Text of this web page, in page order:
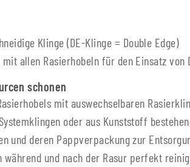
Klinge (DE-Klinge = Double Edge)
allen Rasierhobeln für den Einsatz von
schonen
mit auswechselbaren
oder aus Kunststoff
und deren Pappverpackung zur
während und nach der Rasur perfekt